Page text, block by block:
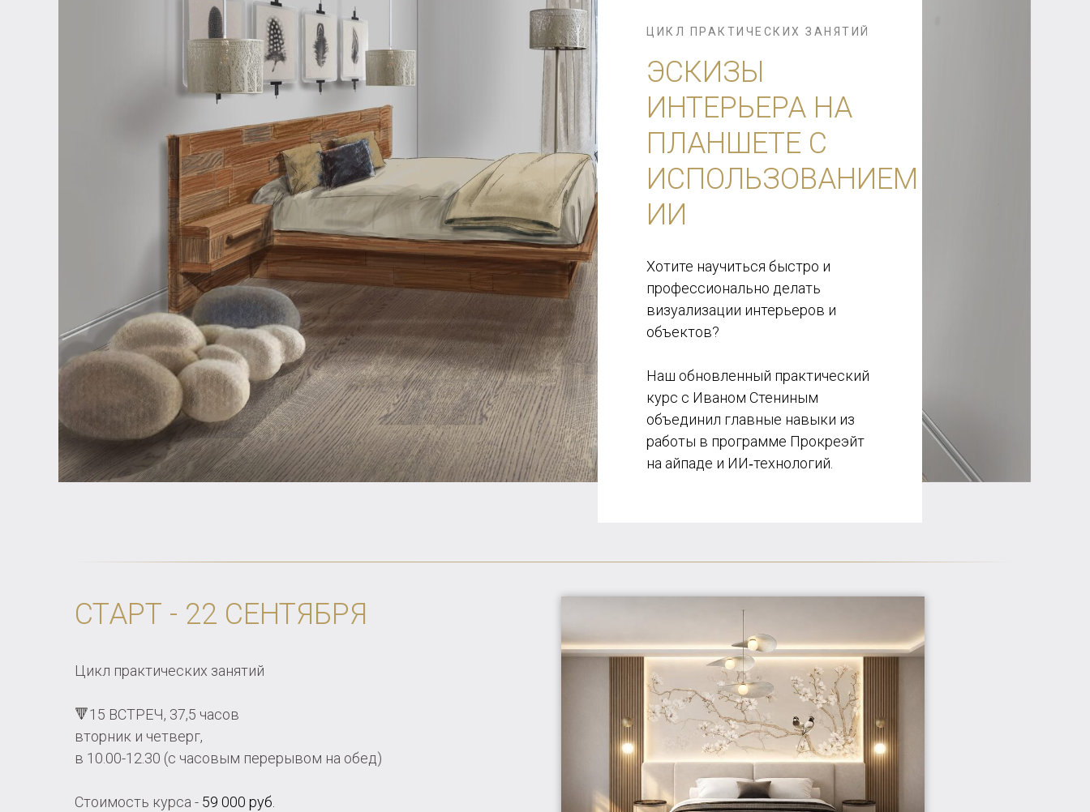
ЦИКЛ ПРАКТИЧЕСКИХ ЗАНЯТИЙ
ЭСКИЗЫ
ИНТЕРЬЕРА НА
ПЛАНШЕТЕ С
ИСПОЛЬЗОВАНИЕМ
ИИ
Хотите научиться быстро и
профессионально делать
визуализации интерьеров и
объектов?
Наш обновленный практический
курс с Иваном Стениным
объединил главные навыки из
работы в программе Прокреэйт
на айпаде и ИИ‑технологий.
СТАРТ - 22 СЕНТЯБРЯ
Цикл практических занятий
🔻15 ВСТРЕЧ, 37,5 часов
вторник и четверг,
в 10.00-12.30 (с часовым перерывом на обед)
Стоимость курса - 59 000 руб.